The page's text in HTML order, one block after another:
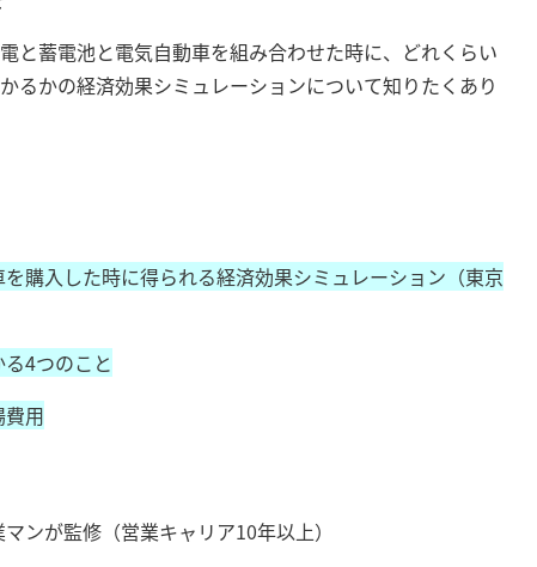
と蓄電池と電気自動車を組み合わせた時に、どれくらい
るかの経済効果シミュレーションについて知りたくあり
購入した時に得られる経済効果シミュレーション（東京
4つのこと
用
ンが監修（営業キャリア10年以上）